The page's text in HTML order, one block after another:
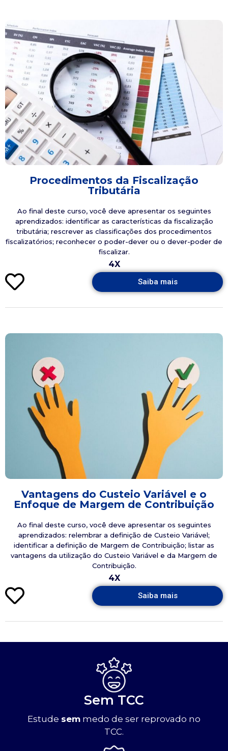
Procedimentos da Fiscalização
Tributária
Ao final deste curso, você deve apresentar os seguintes
aprendizados: identificar as características da fiscalização
tributária; rescrever as classificações dos procedimentos
fiscalizatórios; reconhecer o poder-dever ou o dever-poder de
fiscalizar.
4X
Saiba mais
Vantagens do Custeio Variável e o
Enfoque de Margem de Contribuição
Ao final deste curso, você deve apresentar os seguintes
aprendizados: relembrar a definição de Custeio Variável;
identificar a definição de Margem de Contribuição; listar as
vantagens da utilização do Custeio Variável e da Margem de
Contribuição.
4X
Saiba mais
Sem TCC
Estude sem medo de ser reprovado no
TCC.